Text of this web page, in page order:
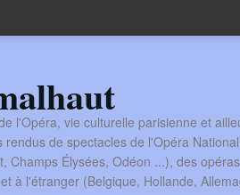
l'Opéra, vie culturelle parisienne et
rendus de spectacles de l'Opéra
Champs Élysées, Odéon ...), des
à l'étranger (Belgique, Hollande,